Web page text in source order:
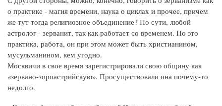
о практике - магия времени, наука о циклах и прочее, причем
же тут тогда религиозное объединение? По сути, любой
астролог - зерванит, так как работает со временем. Но это
практика, работа, он при этом может быть христианином,
мусульманином, кем угодно.
Москвичи в свое время зарегистрировали свою общину как
«зервано-зороастрийскую». Просуществовали она почему-то
недолго.